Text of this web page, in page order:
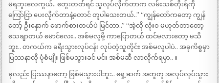
မရဘူးလေကွယ်.. တွေးတတ်ရင် သူလုပ်လိုက်တာက လမ်းသစ်တိုးရ်ကို
ကြော်ငြာ ပေးလိုက်တာနဲ့တောင် တူပါသေးတယ်..” “ကျွန်တော်ကတော့ ကျွန်
တော့် ဦးနှောက် ဖောက်စားတယ်ပဲ မြင်တာ..” “အဲ့လို လုံးဝ မဟုတ်တာတော့
သေချာတယ် မောင်လေး.. အစ်မလူမို့ ကာပြောတယ် ထင်မလားတော့ မသိ
ဘူး.. တကယ်က ခရီးသွားလုပ်ငန်း လုပ်တဲ့သူတိုင်း အစ်မလူပါပဲ.. အခုကိစ္စမှာ
ပြဿနာလို ပုံစံမျိုး ဖြစ်မသွားခင် မင်း အစ်မဆီ လာလိုက်ရမှာ.. ။
ခုလည်း ပြဿနာတော့ ဖြစ်မသွားပါဘူး.. ရှေ့ဆက် အတူတူ အလုပ်လုပ်သွား